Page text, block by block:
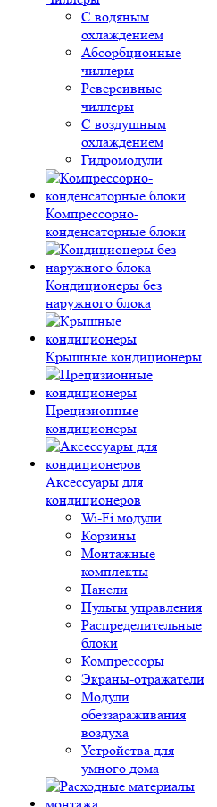
С водяным
охлаждением
Абсорбционные
чиллеры
Реверсивные
чиллеры
С воздушным
охлаждением
Гидромодули
Компрессорно-
конденсаторные блоки
Кондиционеры без
наружного блока
Крышные кондиционеры
Прецизионные
кондиционеры
Аксессуары для
кондиционеров
Wi-Fi модули
Корзины
Монтажные
комплекты
Панели
Пульты управления
Распределительные
блоки
Компрессоры
Экраны-отражатели
Модули
обеззараживания
воздуха
Устройства для
умного дома